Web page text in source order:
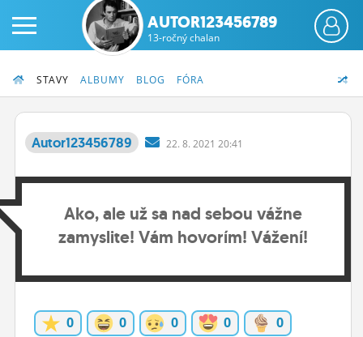
ČINŽIAK
FÓRUM
STATUSY
BLOGY
AUTOR123456789
13-ročný chalan
STAVY ALBUMY BLOG FÓRA
Autor123456789 22. 8. 2021 20:41
Ako, ale už sa nad sebou vážne
zamyslite! Vám hovorím! Vážení!
0 0 0 0 0